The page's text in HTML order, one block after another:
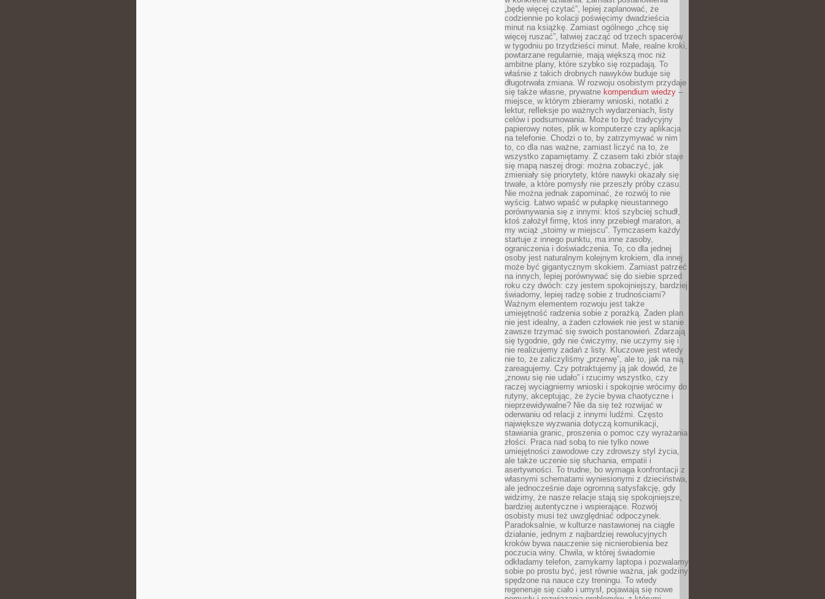
„będę więcej czytać”, lepiej zaplanować, że
codziennie po kolacji poświęcimy dwadzieścia
minut na książkę. Zamiast ogólnego „chcę się
więcej ruszać”, łatwiej zacząć od trzech spacerów
w tygodniu po trzydzieści minut. Małe, realne kroki,
powtarzane regularnie, mają większą moc niż
ambitne plany, które szybko się rozpadają. To
właśnie z takich drobnych nawyków buduje się
długotrwała zmiana. W rozwoju osobistym przydaje
się także własne, prywatne kompendium wiedzy –
miejsce, w którym zbieramy wnioski, notatki z
lektur, refleksje po ważnych wydarzeniach, listy
celów i podsumowania. Może to być tradycyjny
papierowy notes, plik w komputerze czy aplikacja
na telefonie. Chodzi o to, by zatrzymywać w nim
to, co dla nas ważne, zamiast liczyć na to, że
wszystko zapamiętamy. Z czasem taki zbiór staje
się mapą naszej drogi: można zobaczyć, jak
zmieniały się priorytety, które nawyki okazały się
trwałe, a które pomysły nie przeszły próby czasu.
Nie można jednak zapominać, że rozwój to nie
wyścig. Łatwo wpaść w pułapkę nieustannego
porównywania się z innymi: ktoś szybciej schudł,
ktoś założył firmę, ktoś inny przebiegł maraton, a
my wciąż „stoimy w miejscu”. Tymczasem każdy
startuje z innego punktu, ma inne zasoby,
ograniczenia i doświadczenia. To, co dla jednej
osoby jest naturalnym kolejnym krokiem, dla innej
może być gigantycznym skokiem. Zamiast patrzeć
na innych, lepiej porównywać się do siebie sprzed
roku czy dwóch: czy jestem spokojniejszy, bardziej
świadomy, lepiej radzę sobie z trudnościami?
Ważnym elementem rozwoju jest także
umiejętność radzenia sobie z porażką. Żaden plan
nie jest idealny, a żaden człowiek nie jest w stanie
zawsze trzymać się swoich postanowień. Zdarzają
się tygodnie, gdy nie ćwiczymy, nie uczymy się i
nie realizujemy zadań z listy. Kluczowe jest wtedy
nie to, że zaliczyliśmy „przerwę”, ale to, jak na nią
zareagujemy. Czy potraktujemy ją jak dowód, że
„znowu się nie udało” i rzucimy wszystko, czy
raczej wyciągniemy wnioski i spokojnie wrócimy do
rutyny, akceptując, że życie bywa chaotyczne i
nieprzewidywalne? Nie da się też rozwijać w
oderwaniu od relacji z innymi ludźmi. Często
największe wyzwania dotyczą komunikacji,
stawiania granic, proszenia o pomoc czy wyrażania
złości. Praca nad sobą to nie tylko nowe
umiejętności zawodowe czy zdrowszy styl życia,
ale także uczenie się słuchania, empatii i
asertywności. To trudne, bo wymaga konfrontacji z
własnymi schematami wyniesionymi z dzieciństwa,
ale jednocześnie daje ogromną satysfakcję, gdy
widzimy, że nasze relacje stają się spokojniejsze,
bardziej autentyczne i wspierające. Rozwój
osobisty musi też uwzględniać odpoczynek.
Paradoksalnie, w kulturze nastawionej na ciągłe
działanie, jednym z najbardziej rewolucyjnych
kroków bywa nauczenie się nicnierobienia bez
poczucia winy. Chwila, w której świadomie
odkładamy telefon, zamykamy laptopa i pozwalamy
sobie po prostu być, jest równie ważna, jak godziny
spędzone na nauce czy treningu. To wtedy
regeneruje się ciało i umysł, pojawiają się nowe